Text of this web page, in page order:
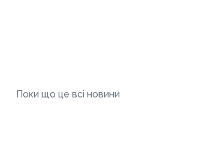
Поки що це всі новини